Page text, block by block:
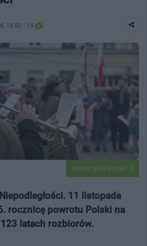
18:52 14
zobacz galerię zdjęć: 3
11 listopada
rocznicę powrotu Polski na
latach rozbiorów.